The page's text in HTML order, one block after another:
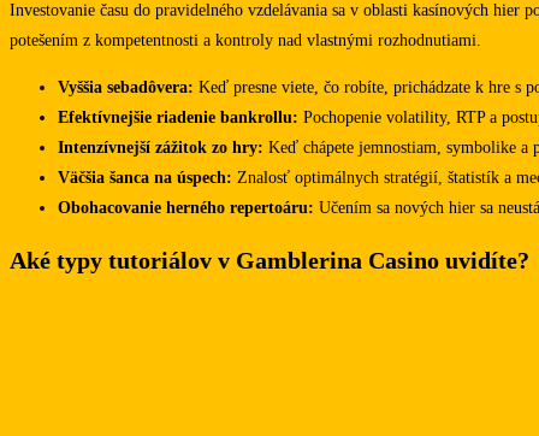
Investovanie času do pravidelného vzdelávania sa v oblasti kasínových
potešením z kompetentnosti a kontroly nad vlastnými rozhodnutiami.
Vyššia sebadôvera: Keď presne viete, čo robíte, prichádzate k hre s
Efektívnejšie riadenie bankrollu: Pochopenie volatility, RTP a
Intenzívnejší zážitok zo hry: Keď chápete jemnostiam, symbolike
Väčšia šanca na úspech: Znalosť optimálnych stratégií, štatistík a
Obohacovanie herného repertoáru: Učením sa nových hier sa
Aké typy tutoriálov v Gamblerina Casino uvidíte?